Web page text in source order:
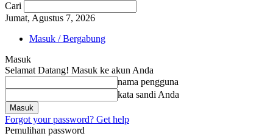
Cari
Jumat, Agustus 7, 2026
Masuk / Bergabung
Masuk
Selamat Datang! Masuk ke akun Anda
nama pengguna
kata sandi Anda
Forgot your password? Get help
Pemulihan password